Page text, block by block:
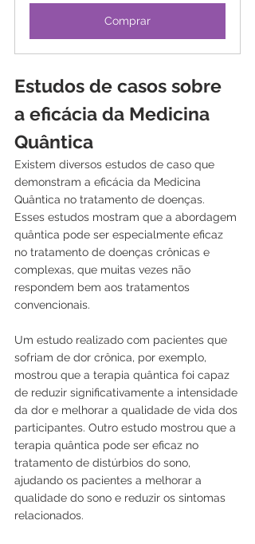
Comprar
Estudos de casos sobre
a eficácia da Medicina
Quântica
Existem diversos estudos de caso que
demonstram a eficácia da Medicina
Quântica no tratamento de doenças.
Esses estudos mostram que a abordagem
quântica pode ser especialmente eficaz
no tratamento de doenças crônicas e
complexas, que muitas vezes não
respondem bem aos tratamentos
convencionais.
Um estudo realizado com pacientes que
sofriam de dor crônica, por exemplo,
mostrou que a terapia quântica foi capaz
de reduzir significativamente a intensidade
da dor e melhorar a qualidade de vida dos
participantes. Outro estudo mostrou que a
terapia quântica pode ser eficaz no
tratamento de distúrbios do sono,
ajudando os pacientes a melhorar a
qualidade do sono e reduzir os sintomas
relacionados.